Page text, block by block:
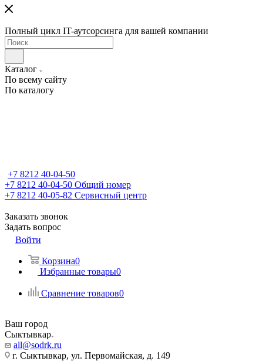
Полный цикл IT-аутсорсинга для вашей компании
Каталог
По всему сайту
По каталогу
+7 8212 40-04-50
+7 8212 40-04-50 Общий номер
+7 8212 40-05-82 Сервисный центр
Заказать звонок
Задать вопрос
Войти
Корзина0
Избранные товары0
Сравнение товаров0
Ваш город
Сыктывкар
all@sodrk.ru
г. Сыктывкар, ул. Первомайская, д. 149